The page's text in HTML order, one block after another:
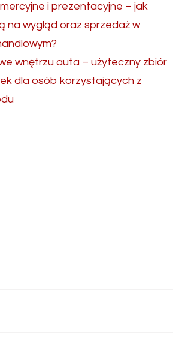
i prezentacyjne – jak
na wygląd oraz sprzedaż w
wnętrzu auta – użyteczny zbiór
dla osób korzystających z